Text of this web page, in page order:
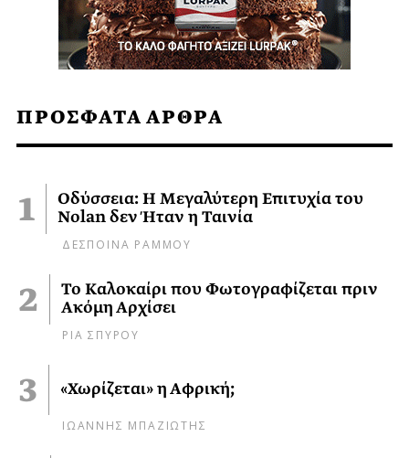
ΠΡΟΣΦΑΤΑ ΑΡΘΡΑ
Οδύσσεια: Η Μεγαλύτερη Επιτυχία του
Nolan δεν Ήταν η Ταινία
ΔΕΣΠΟΙΝΑ ΡΑΜΜΟΥ
Το Καλοκαίρι που Φωτογραφίζεται πριν
Ακόμη Αρχίσει
ΡΙΑ ΣΠΥΡΟΥ
«Χωρίζεται» η Αφρική;
ΙΩΑΝΝΗΣ ΜΠΑΖΙΩΤΗΣ